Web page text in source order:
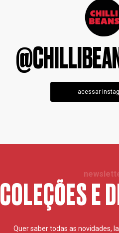
acessar
COLEÇÕES E
Quer saber todas as novidades,